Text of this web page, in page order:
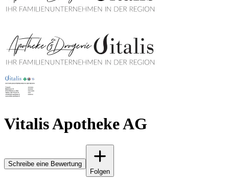
Vitalis Apotheke AG
Schreibe eine Bewertung
Folgen